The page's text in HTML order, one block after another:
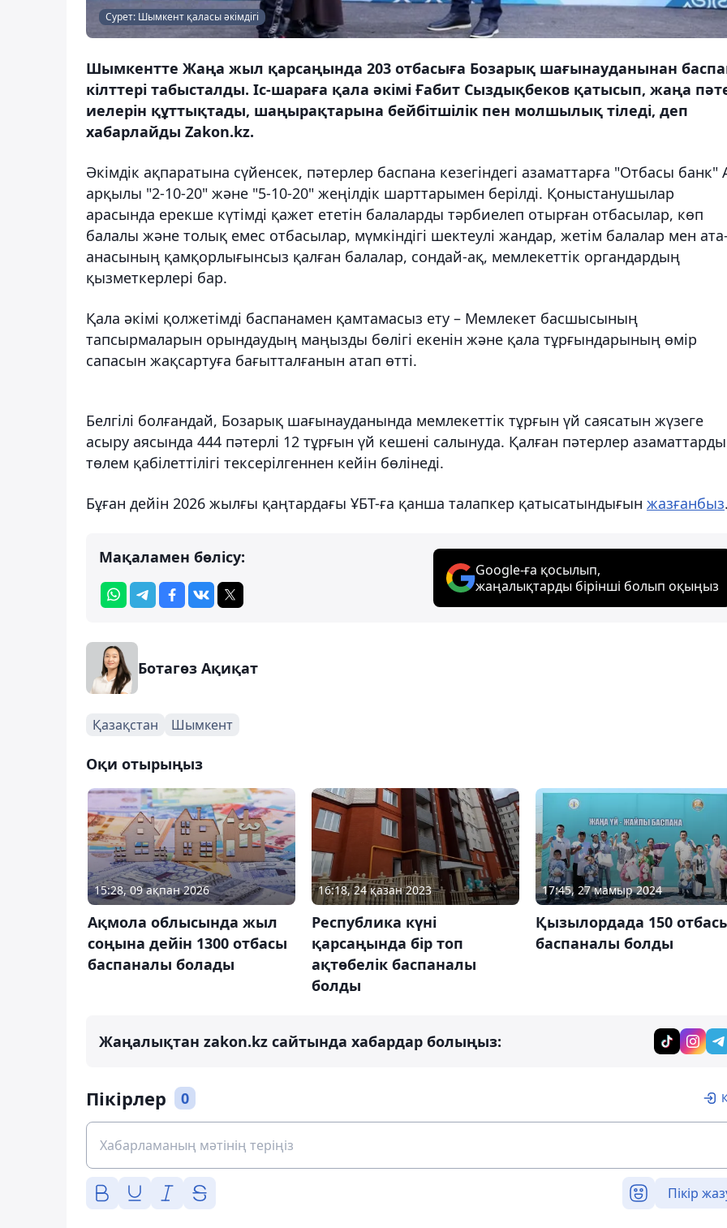
Сурет: Шымкент қаласы әкімдігі
Шымкентте Жаңа жыл қарсаңында 203 отбасыға Бозарық шағынауданынан
кілттері табысталды. Іс-шараға қала әкімі Ғабит Сыздықбеков қатысып, жаңа
иелерін құттықтады, шаңырақтарына бейбітшілік пен молшылық тіледі, деп
хабарлайды Zakon.kz.
Әкімдік ақпаратына сүйенсек, пәтерлер баспана кезегіндегі азаматтарға "Отбасы банк"
арқылы "2-10-20" және "5-10-20" жеңілдік шарттарымен берілді. Қоныстанушылар
арасында ерекше күтімді қажет ететін балаларды тәрбиелеп отырған отбасылар, көп
балалы және толық емес отбасылар, мүмкіндігі шектеулі жандар, жетім балалар мен
анасының қамқорлығынсыз қалған балалар, сондай-ақ, мемлекеттік органдардың
қызметкерлері бар.
Қала әкімі қолжетімді баспанамен қамтамасыз ету – Мемлекет басшысының
тапсырмаларын орындаудың маңызды бөлігі екенін және қала тұрғындарының өмір
сапасын жақсартуға бағытталғанын атап өтті.
Белгілі болғандай, Бозарық шағынауданында мемлекеттік тұрғын үй саясатын жүзеге
асыру аясында 444 пәтерлі 12 тұрғын үй кешені салынуда. Қалған пәтерлер
төлем қабілеттілігі тексерілгеннен кейін бөлінеді.
Бұған дейін 2026 жылғы қаңтардағы ҰБТ-ға қанша талапкер қатысатындығын жазғанбыз
Мақаламен бөлісу:
Google-ға қосылып,
жаңалықтарды бірінші болып оқыңыз
Ботагөз Ақиқат
Қазақстан Шымкент
Оқи отырыңыз
15:28, 09 ақпан 2026
Ақмола облысында жыл
соңына дейін 1300 отбасы
баспаналы болады
16:18, 24 қазан 2023
Республика күні
қарсаңында бір топ
ақтөбелік баспаналы
болды
17:45, 27 мамыр 2024
Қызылордада 150
баспаналы болды
Жаңалықтан zakon.kz сайтында хабардар болыңыз:
Пікірлер 0
Пікір